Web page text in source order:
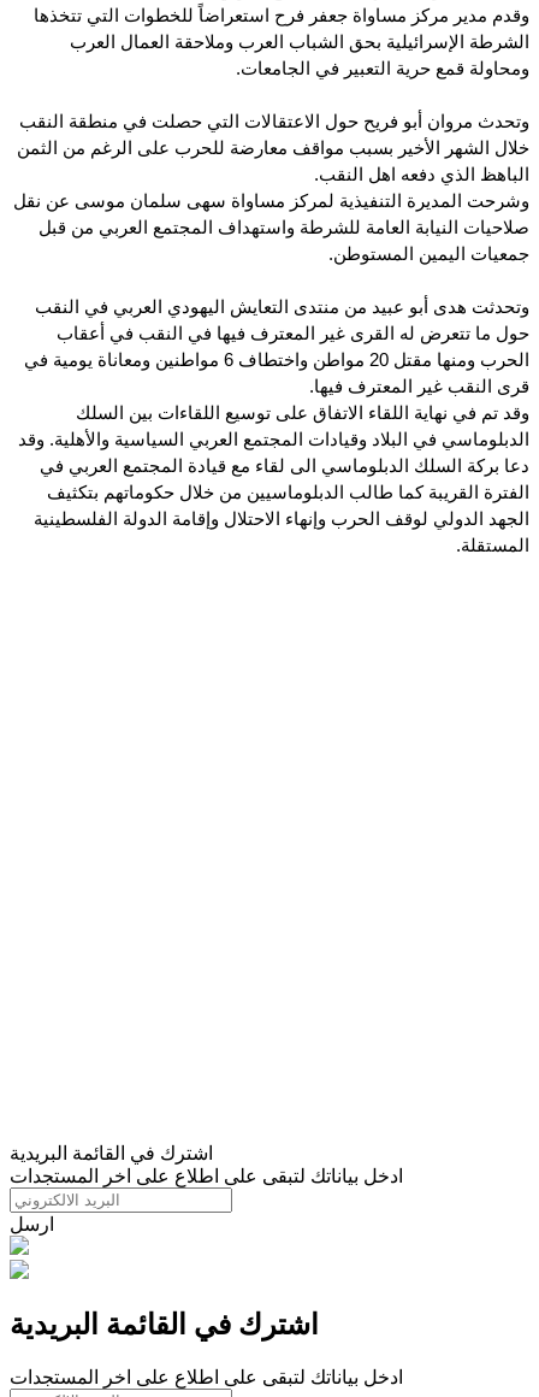
وقدم مدير مركز مساواة جعفر فرح استعراضاً للخطوات التي تتخذها
الشرطة الإسرائيلية بحق الشباب العرب وملاحقة العمال العرب
ومحاولة قمع حرية التعبير في الجامعات.
وتحدث مروان أبو فريح حول الاعتقالات التي حصلت في منطقة النقب
خلال الشهر الأخير بسبب مواقف معارضة للحرب على الرغم من الثمن
الباهظ الذي دفعه اهل النقب.
وشرحت المديرة التنفيذية لمركز مساواة سهى سلمان موسى عن نقل
صلاحيات النيابة العامة للشرطة واستهداف المجتمع العربي من قبل
جمعيات اليمين المستوطن.
وتحدثت هدى أبو عبيد من منتدى التعايش اليهودي العربي في النقب
حول ما تتعرض له القرى غير المعترف فيها في النقب في أعقاب
الحرب ومنها مقتل 20 مواطن واختطاف 6 مواطنين ومعاناة يومية في
قرى النقب غير المعترف فيها.
وقد تم في نهاية اللقاء الاتفاق على توسيع اللقاءات بين السلك
الدبلوماسي في البلاد وقيادات المجتمع العربي السياسية والأهلية. وقد
دعا بركة السلك الدبلوماسي الى لقاء مع قيادة المجتمع العربي في
الفترة القريبة كما طالب الدبلوماسيين من خلال حكوماتهم بتكثيف
الجهد الدولي لوقف الحرب وإنهاء الاحتلال وإقامة الدولة الفلسطينية
المستقلة.
اشترك في القائمة البريدية
ادخل بياناتك لتبقى على اطلاع على اخر المستجدات
ارسل
اشترك في القائمة البريدية
ادخل بياناتك لتبقى على اطلاع على اخر المستجدات